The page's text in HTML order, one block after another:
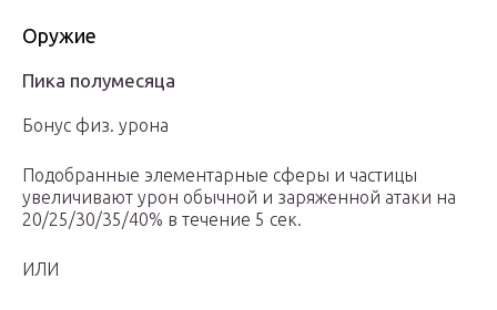
Оружие
Пика полумесяца
Бонус физ. урона
Подобранные элементарные сферы и частицы
увеличивают урон обычной и заряженной атаки на
20/25/30/35/40% в течение 5 сек.
ИЛИ